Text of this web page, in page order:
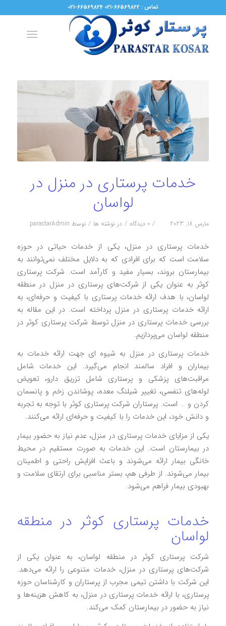
تماس : 66569822-021 66569824-021
خدمات پرستاری در منزل در
لواسان
مارس 18, 2023 / 0 دیدگاه / در نوشته ها / توسط parastarAdmin
خدمات پرستاری در منزل، یکی از خدمات حیاتی در حوزه
سلامت است که برای افرادی که به دلایل مختلف نمی‌توانند به
بیمارستان بروند، بسیار مفید و کارآمد است. شرکت پرستاری
کوثر به عنوان یکی از شرکت‌های پرستاری در منزل در منطقه
لواسان، با هدف ارائه خدمات پرستاری با کیفیت و حرفه‌ای، به
ارائه خدمات پرستاری در منزل پرداخته است. در این مقاله به
بررسی خدمات پرستاری در منزل توسط شرکت پرستاری کوثر در
منطقه لواسان می‌پردازیم.
خدمات پرستاری در منزل به شیوه ای جهت ارائه خدمات به
بیماران و افراد سالمند انجام می‌گیرد. این خدمات شامل
مراقبت‌های پزشکی و پرستاری شامل تزریق دارو، تعویض
لوله‌های تنفسی، تغییر شیلنگ معده، پوشاندن زخم و پانسمان
کردن و … است. پرستاران شرکت پرستاری کوثر با توجه به تجربه
و دانش خود، این خدمات را با کیفیت و حرفه‌ای ارائه می‌کنند.
یکی از مزایای خدمات پرستاری در منزل، عدم نیاز به حضور بیمار
در بیمارستان است. این خدمات به صورت مستقیم در محیط
خانگی بیمار ارائه می‌شوند و باعث افزایش راحتی و اطمینان
بیمار می‌شوند. از طرفی هم، بستر مناسبی برای ارتقای سلامت و
بهبودی بیمار فراهم می‌شود.
خدمات پرستاری کوثر در منطقه
لواسان
شرکت پرستاری کوثر در منطقه لواسان، به عنوان یکی از
شرکت‌های پرستاری در منزل، خدمات متنوعی را ارائه می‌دهد.
این شرکت با داشتن تیمی مجرب از پرستاران و کارشناسان حوزه
پرستاری، با ارائه خدمات پرستاری در منزل، به کاهش هزینه‌ها و
نیاز به حضور در بیمارستان کمک می‌کند.